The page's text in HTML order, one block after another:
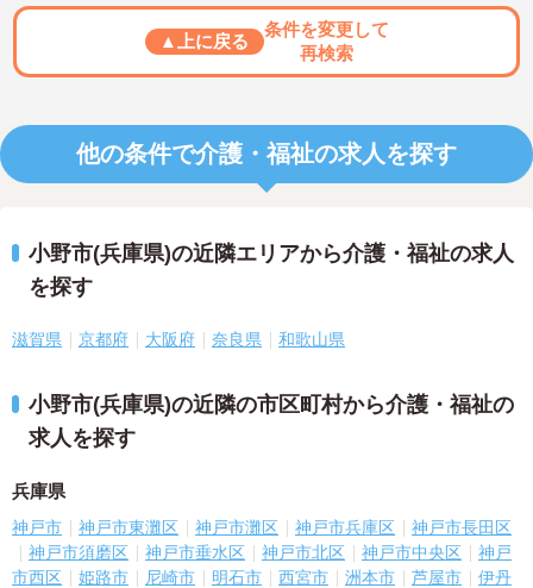
▲上に戻る
条件を変更して
再検索
他の条件で介護・福祉の求人を探す
小野市(兵庫県)の近隣エリアから介護・福祉の求人
を探す
滋賀県 京都府 大阪府 奈良県 和歌山県
小野市(兵庫県)の近隣の市区町村から介護・福祉の
求人を探す
兵庫県
神戸市 神戸市東灘区 神戸市灘区 神戸市兵庫区
神戸市長田区
神戸市須磨区
神戸市垂水区 神戸市北区 神戸市中央区
神戸
市西区
姫路市 尼崎市 明石市 西宮市 洲本市 芦屋市
伊丹